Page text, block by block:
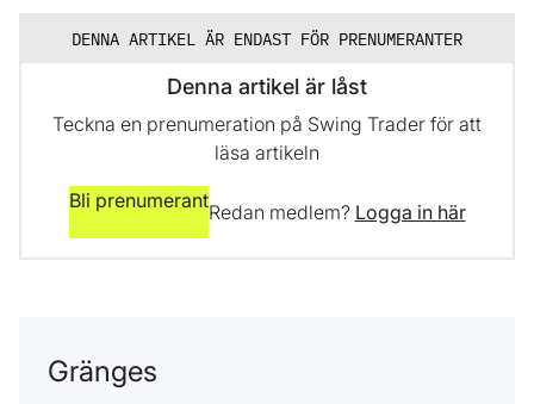
DENNA ARTIKEL ÄR ENDAST FÖR PRENUMERANTER
Denna artikel är låst
Teckna en prenumeration på Swing Trader för att
läsa artikeln
Bli prenumerantRedan medlem? Logga in här
Gränges